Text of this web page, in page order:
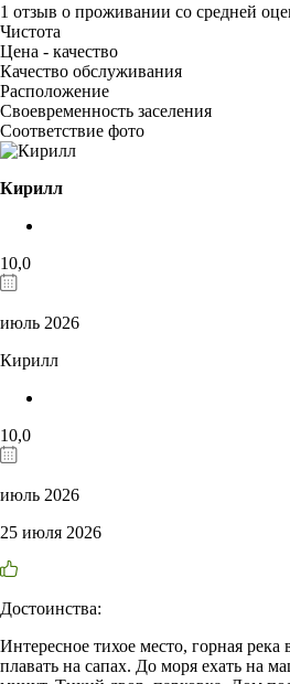
1 отзыв о проживании со средней
Чистота
Цена - качество
Качество обслуживания
Расположение
Своевременность заселения
Соответствие фото
Кирилл
10,0
июль 2026
Кирилл
10,0
июль 2026
25 июля 2026
Достоинства:
Интересное тихое место, горная
плавать на сапах. До моря ехать на